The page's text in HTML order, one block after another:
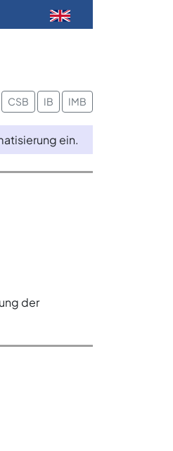
CSB IB IMB
ein.
der